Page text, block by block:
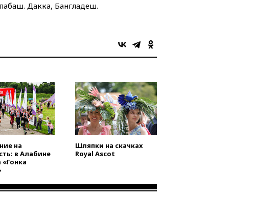
Дакка, Бангладеш.
на
в Алабине
Шляпки на скачках
Royal Ascot